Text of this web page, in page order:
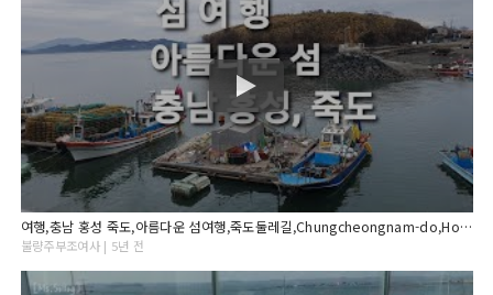
여행,충남 홍성 죽도,아름다운 섬여행,죽도둘레길,Chungcheongnam-do,Hongseong porridge,a beautiful island,섬여행,
불량주부조여사 | 5년 전